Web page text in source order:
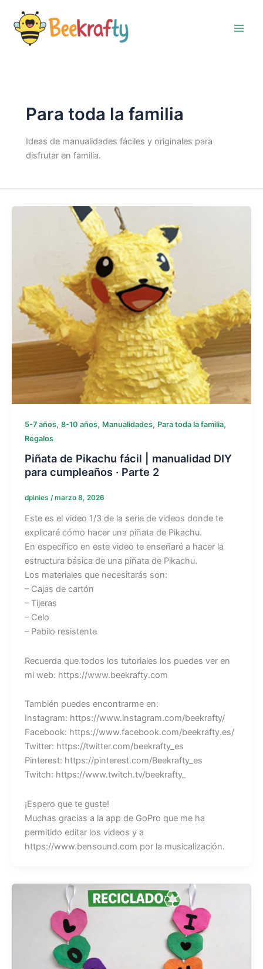
contenido
Para toda la familia
Ideas de manualidades fáciles y originales para
disfrutar en familia.
5-7 años, 8-10 años, Manualidades, Para toda la familia,
Regalos
Piñata de Pikachu fácil | manualidad DIY
para cumpleaños · Parte 2
dpinies /marzo 8, 2026
Este es el video 1/3 de la serie de videos donde te
explicaré cómo hacer una piñata de Pikachu.
En específico en este video te enseñaré a hacer la
estructura básica de una piñata de Pikachu.
Los materiales que necesitarás son:
– Cajas de cartón
– Tijeras
– Celo
– Pabilo resistente
Recuerda que todos los tutoriales los puedes ver en
mi web: https://www.beekrafty.com
También puedes encontrarme en:
Instagram: https://www.instagram.com/beekrafty/
Facebook: https://www.facebook.com/beekrafty.es/
Twitter: https://twitter.com/beekrafty_es
Pinterest: https://pinterest.com/Beekrafty_es
Twitch: https://www.twitch.tv/beekrafty_
¡Espero que te guste!
Muchas gracias a la app de GoPro que me ha
permitido editar los videos y a
https://www.bensound.com por la musicalización.